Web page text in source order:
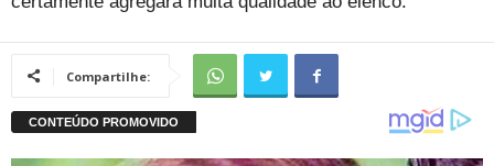
Compartilhe: